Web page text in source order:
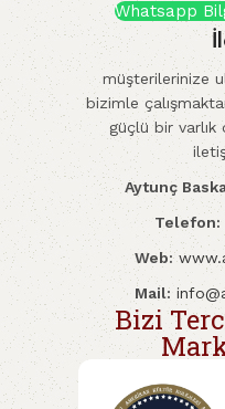
Whatsapp
müşterilerinize
bizimle
güçlü bir
Aytunç
Telefon:
Web:
Mail:
Bizi